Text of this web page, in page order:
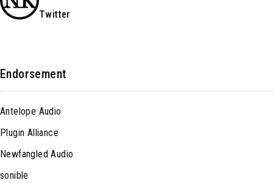
Twitter
Endorsement
Antelope Audio
Plugin Alliance
Newfangled Audio
sonible